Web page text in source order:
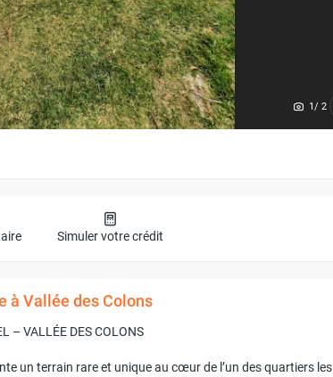
1/ 2
Simuler votre crédit
à Vallée des Colons
– VALLÉE DES COLONS
un terrain rare et unique au cœur de l’un des quartiers les